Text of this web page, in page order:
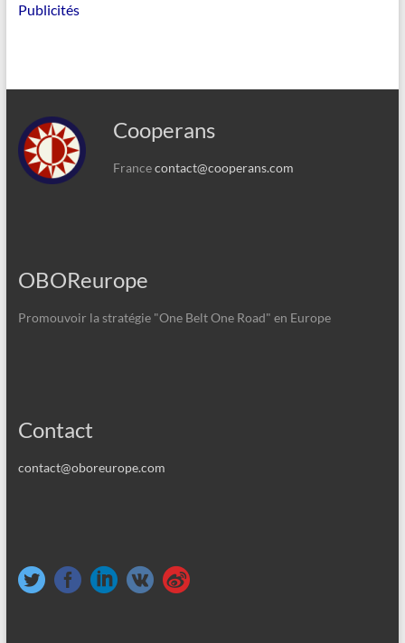
Publicités
Cooperans
Francecontact@cooperans.com
OBOReurope
Promouvoir la stratégie "One Belt One Road" en Europe
Contact
contact@oboreurope.com